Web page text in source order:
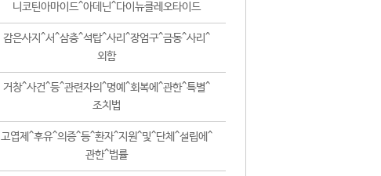
니코틴아마이드^아데닌^다이뉴클레오타이드
감은사지^서^삼층^석탑^사리^장엄구^금동^사리^
외함
거창^사건^등^관련자의^명예^회복에^관한^특별^
조치법
고엽제^후유^의증^등^환자^지원^및^단체^설립에^
관한^법률